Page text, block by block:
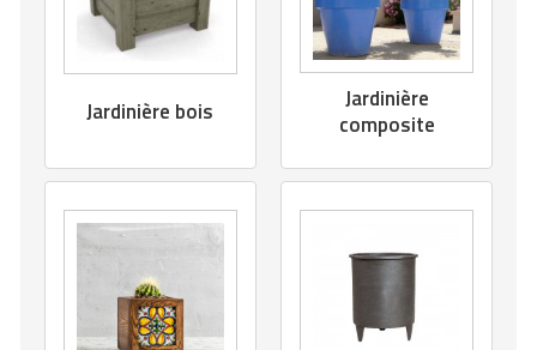
Jardinière bois
Jardinière
composite